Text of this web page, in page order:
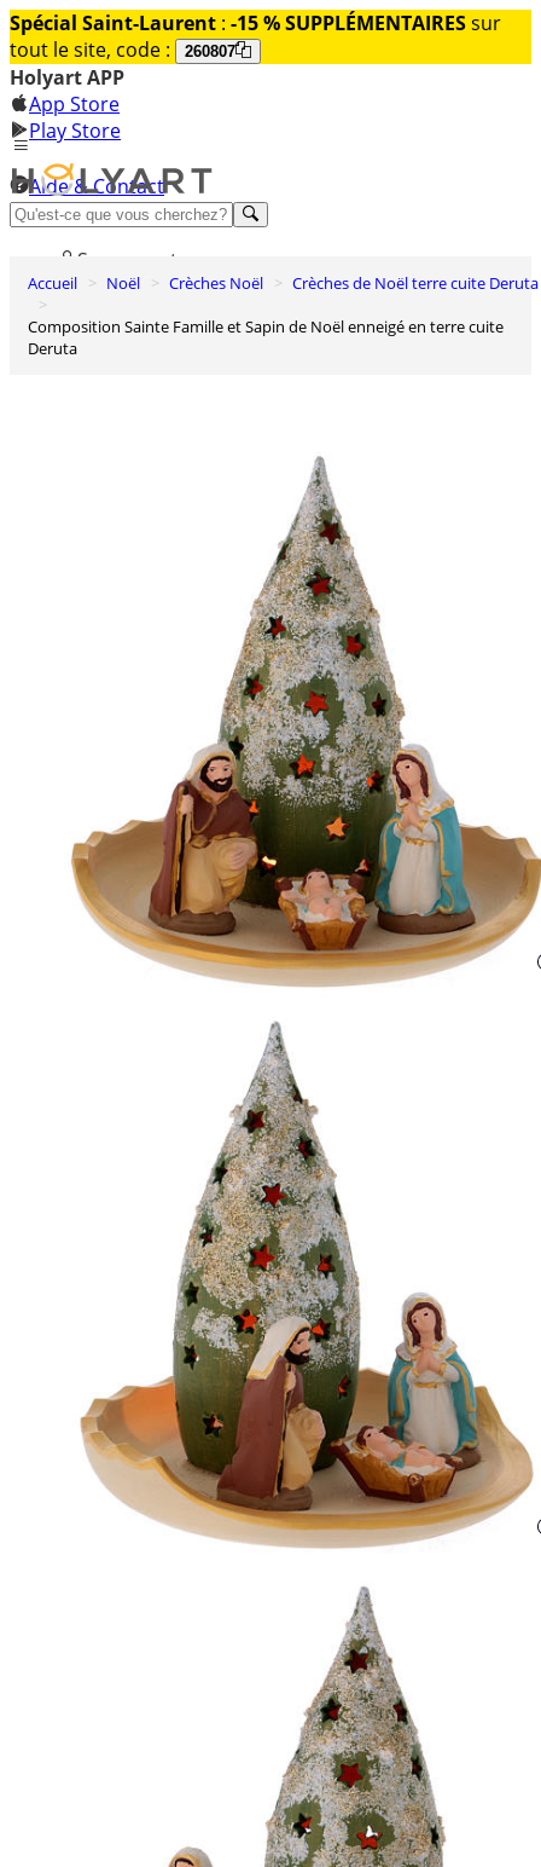
Spécial Saint-Laurent : -15 % SUPPLÉMENTAIRESsur
tout le site, code :
260807
Holyart APP
App Store
Play Store
Aide & Contact
Découvrez Premium
Se connecter
Liste des envies
0
Panier
Accueil Noël Crèches Noël
Crèches de Noël terre cuite Deruta
Composition Sainte Famille et Sapin de Noël enneigé en terre cuite
Deruta